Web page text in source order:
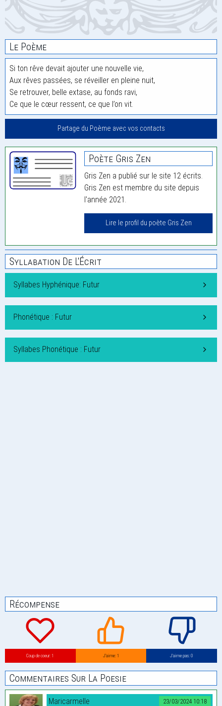
Le Poème
Si ton rêve devait ajouter une nouvelle vie,
Aux rêves passées, se réveiller en pleine nuit,
Se retrouver, belle extase, au fonds ravi,
Ce que le cœur ressent, ce que l’on vit.
Partage du Poème avec vos contacts
Poète Gris Zen
Gris Zen a publié sur le site 12 écrits.
Gris Zen est membre du site depuis
l'année 2021.
Lire le profil du poète Gris Zen
Syllabation De L'Écrit
Syllabes Hyphénique: Futur
Phonétique : Futur
Syllabes Phonétique : Futur
Récompense
Coup de coeur: 1 J’aime: 1 J’aime pas: 0
Commentaires Sur La Poesie
23/03/2024 10:18
Maricarmelle